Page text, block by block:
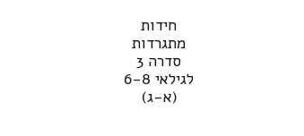
חידות
מתגרדות
סדרה 3
לגילאי 6-8
(א-ג)